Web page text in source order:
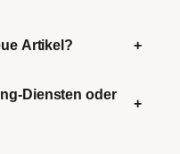
Artikel? +
Diensten oder
+